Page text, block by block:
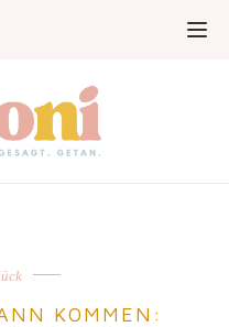
KOMMEN: